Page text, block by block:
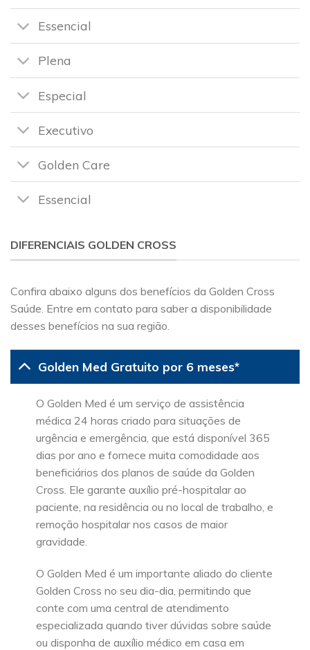
Essencial
Plena
Especial
Executivo
Golden Care
Essencial
DIFERENCIAIS GOLDEN CROSS
Confira abaixo alguns dos benefícios da Golden Cross
Saúde. Entre em contato para saber a disponibilidade
desses benefícios na sua região.
Golden Med Gratuito por 6 meses*
O Golden Med é um serviço de assistência
médica 24 horas criado para situações de
urgência e emergência, que está disponível 365
dias por ano e fornece muita comodidade aos
beneficiários dos planos de saúde da Golden
Cross. Ele garante auxílio pré-hospitalar ao
paciente, na residência ou no local de trabalho, e
remoção hospitalar nos casos de maior
gravidade.
O Golden Med é um importante aliado do cliente
Golden Cross no seu dia-dia, permitindo que
conte com uma central de atendimento
especializada quando tiver dúvidas sobre saúde
ou disponha de auxílio médico em casa em